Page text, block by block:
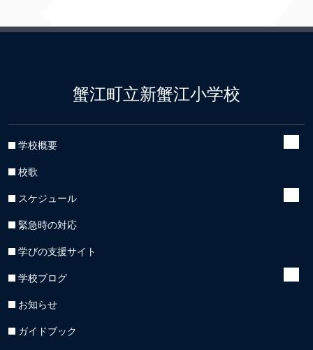
蟹江町立新蟹江小学校
学校概要
校歌
スケジュール
緊急時の対応
学びの支援サイト
学校ブログ
お知らせ
ガイドブック